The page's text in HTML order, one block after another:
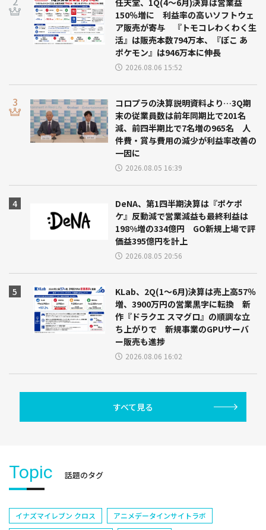
任天堂、1Q(4～6月)決算は営業益
150％増に 利益率の高いソフトウェ
ア販売が寄与 『トモコレわくわく生
活』は販売本数794万本、『ぽこ あ
ポケモン』は946万本に伸長
2026.08.06 15:52
コロプラの決算説明資料より…3Q期
末の従業員数は前年同期比で201名
減、前四半期比で7名増の965名 人
件費・賞与費用の減少が利益率改善の
一因に
2026.08.05 16:39
DeNA、第1四半期決算は『ポケポ
ケ』反動減で営業減益も最終利益は
198%増の334億円 GO新規上場で評
価益395億円を計上
2026.08.05 20:56
KLab、2Q(1～6月)決算は売上高57％
増、3900万円の営業黒字に転換 新
作『ドラクエ スマグロ』の順調な立
ち上がりで 新規事業のGPUサーバ
ー販売も進捗
2026.08.06 16:02
すべて見る
Topic 話題のタグ
イナズマイレブン クロス
アニメデータインサイトラボ